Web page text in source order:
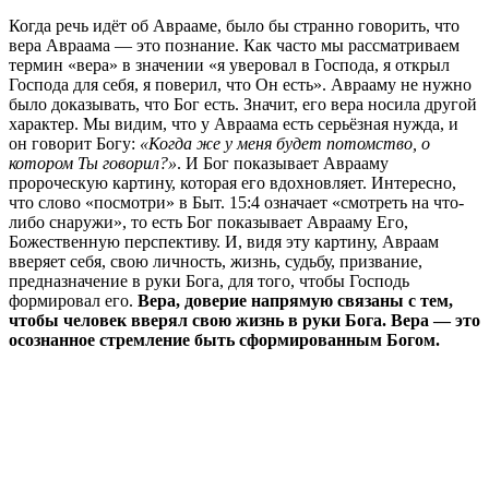
Когда речь идёт об Аврааме, было бы странно говорить, что
вера Авраама — это познание. Как часто мы рассматриваем
термин «вера» в значении «я уверовал в Господа, я открыл
Господа для себя, я поверил, что Он есть». Аврааму не нужно
было доказывать, что Бог есть. Значит, его вера носила другой
характер. Мы видим, что у Авраама есть серьёзная нужда, и
он говорит Богу: «Когда же у меня будет потомство, о
котором Ты говорил?». И Бог показывает Аврааму
пророческую картину, которая его вдохновляет. Интересно,
что слово «посмотри» в Быт. 15:4 означает «смотреть на что-
либо снаружи», то есть Бог показывает Аврааму Его,
Божественную перспективу. И, видя эту картину, Авраам
вверяет себя, свою личность, жизнь, судьбу, призвание,
предназначение в руки Бога, для того, чтобы Господь
формировал его. Вера, доверие напрямую связаны с тем,
чтобы человек вверял свою жизнь в руки Бога. Вера — это
осознанное стремление быть сформированным Богом.